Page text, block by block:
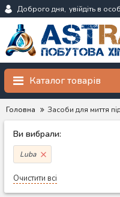
Доброго дня, увійдіть в
Каталог товарів
Головна Засоби для миття
Ви вибрали:
Luba
Очистити всі